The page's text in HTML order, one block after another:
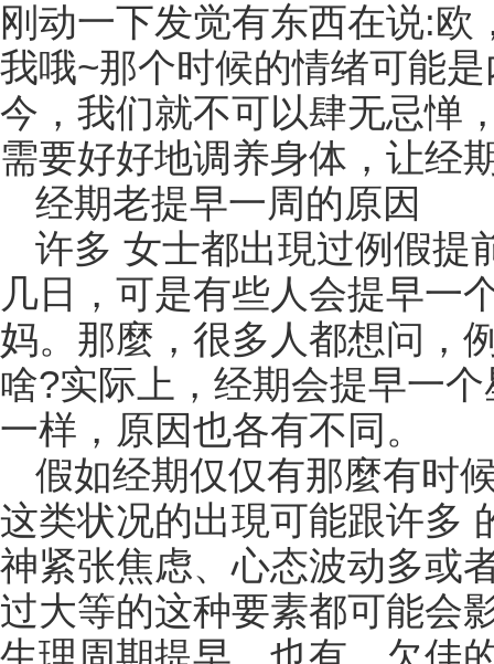
刚动一下发觉有东西在说:
我哦~那个时候的情绪可能
今，我们就不可以肆无忌惮
需要好好地调养身体，让经
经期老提早一周的原因
许多 女士都出現过例假提
几日，可是有些人会提早一
妈。那麼，很多人都想问，
啥?实际上，经期会提早一
一样，原因也各有不同。
假如经期仅仅有那麼有时
这类状况的出現可能跟许多
神紧张焦虑、心态波动多或
过大等的这种要素都可能会